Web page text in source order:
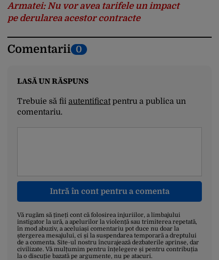
Armatei: Nu vor avea tarifele un impact
pe derularea acestor contracte
Comentarii 0
LASĂ UN RĂSPUNS
Trebuie să fii autentificatpentru a publica un
comentariu.
Intră în cont pentru a comenta
Vă rugăm să țineți cont că folosirea injuriilor, a limbajului
instigator la ură, a apelurilor la violență sau trimiterea repetată,
în mod abuziv, a aceluiași comentariu pot duce nu doar la
ștergerea mesajului, ci și la suspendarea temporară a dreptului
de a comenta. Site-ul nostru încurajează dezbaterile aprinse, dar
civilizate. Vă mulțumim pentru înțelegere și pentru contribuția
la o discuție bazată pe argumente, nu pe atacuri.